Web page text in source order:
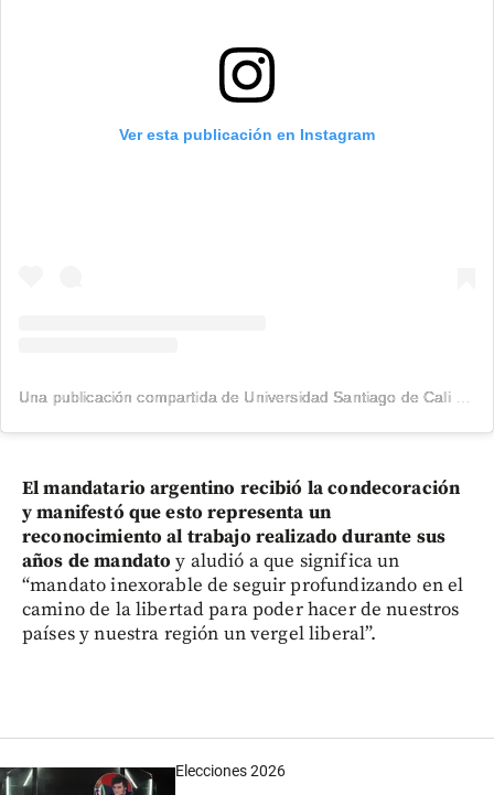
Ver esta publicación en Instagram
El mandatario argentino recibió la condecoración
y manifestó que esto representa un
reconocimiento al trabajo realizado durante sus
años de mandato y aludió a que significa un
“mandato inexorable de seguir profundizando en el
camino de la libertad para poder hacer de nuestros
países y nuestra región un vergel liberal”.
Elecciones 2026